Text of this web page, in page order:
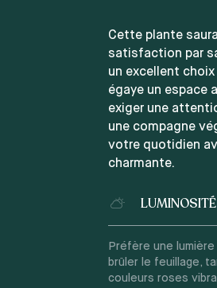
Cette plante
satisfaction par
un excellent
égaye un espace
exiger une
une compagne
votre quotidien
charmante.
Préfère une
brûler le feuillage,
couleurs roses